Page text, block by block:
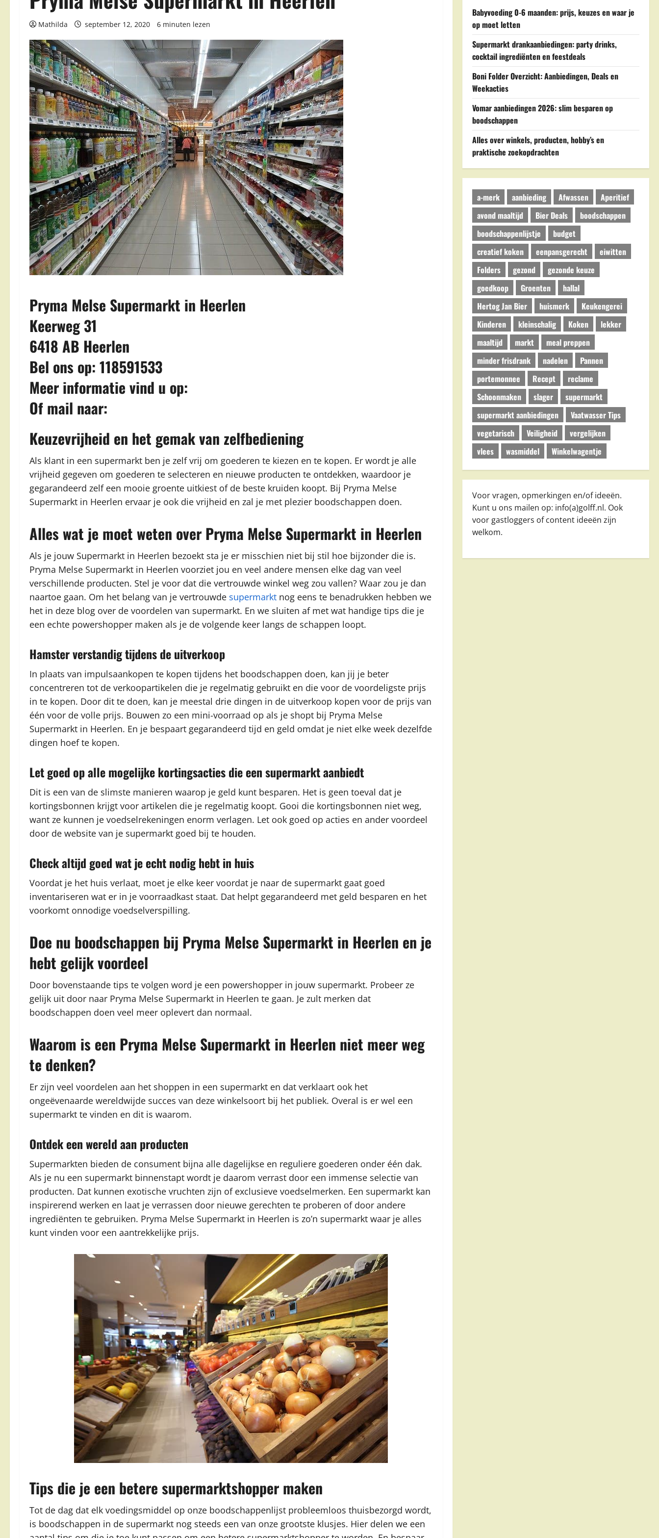
Mathilda september 12, 2020 6 minuten lezen
Pryma Melse Supermarkt in Heerlen
Keerweg 31
6418 AB Heerlen
Bel ons op: 118591533
Meer informatie vind u op:
Of mail naar:
Keuzevrijheid en het gemak van zelfbediening
Als klant in een supermarkt ben je zelf vrij om goederen te kiezen en te kopen. Er wordt je alle
vrijheid gegeven om goederen te selecteren en nieuwe producten te ontdekken, waardoor je
gegarandeerd zelf een mooie groente uitkiest of de beste kruiden koopt. Bij Pryma Melse
Supermarkt in Heerlen ervaar je ook die vrijheid en zal je met plezier boodschappen doen.
Alles wat je moet weten over Pryma Melse Supermarkt in Heerlen
Als je jouw Supermarkt in Heerlen bezoekt sta je er misschien niet bij stil hoe bijzonder die is.
Pryma Melse Supermarkt in Heerlen voorziet jou en veel andere mensen elke dag van veel
verschillende producten. Stel je voor dat die vertrouwde winkel weg zou vallen? Waar zou je dan
naartoe gaan. Om het belang van je vertrouwde supermarkt nog eens te benadrukken hebben we
het in deze blog over de voordelen van supermarkt. En we sluiten af met wat handige tips die je
een echte powershopper maken als je de volgende keer langs de schappen loopt.
Hamster verstandig tijdens de uitverkoop
In plaats van impulsaankopen te kopen tijdens het boodschappen doen, kan jij je beter
concentreren tot de verkoopartikelen die je regelmatig gebruikt en die voor de voordeligste prijs
in te kopen. Door dit te doen, kan je meestal drie dingen in de uitverkoop kopen voor de prijs van
één voor de volle prijs. Bouwen zo een mini-voorraad op als je shopt bij Pryma Melse
Supermarkt in Heerlen. En je bespaart gegarandeerd tijd en geld omdat je niet elke week dezelfde
dingen hoef te kopen.
Let goed op alle mogelijke kortingsacties die een supermarkt aanbiedt
Dit is een van de slimste manieren waarop je geld kunt besparen. Het is geen toeval dat je
kortingsbonnen krijgt voor artikelen die je regelmatig koopt. Gooi die kortingsbonnen niet weg,
want ze kunnen je voedselrekeningen enorm verlagen. Let ook goed op acties en ander voordeel
door de website van je supermarkt goed bij te houden.
Check altijd goed wat je echt nodig hebt in huis
Voordat je het huis verlaat, moet je elke keer voordat je naar de supermarkt gaat goed
inventariseren wat er in je voorraadkast staat. Dat helpt gegarandeerd met geld besparen en het
voorkomt onnodige voedselverspilling.
Doe nu boodschappen bij Pryma Melse Supermarkt in Heerlen en je
hebt gelijk voordeel
Door bovenstaande tips te volgen word je een powershopper in jouw supermarkt. Probeer ze
gelijk uit door naar Pryma Melse Supermarkt in Heerlen te gaan. Je zult merken dat
boodschappen doen veel meer oplevert dan normaal.
Waarom is een Pryma Melse Supermarkt in Heerlen niet meer weg
te denken?
Er zijn veel voordelen aan het shoppen in een supermarkt en dat verklaart ook het
ongeëvenaarde wereldwijde succes van deze winkelsoort bij het publiek. Overal is er wel een
supermarkt te vinden en dit is waarom.
Ontdek een wereld aan producten
Supermarkten bieden de consument bijna alle dagelijkse en reguliere goederen onder één dak.
Als je nu een supermarkt binnenstapt wordt je daarom verrast door een immense selectie van
producten. Dat kunnen exotische vruchten zijn of exclusieve voedselmerken. Een supermarkt kan
inspirerend werken en laat je verrassen door nieuwe gerechten te proberen of door andere
ingrediënten te gebruiken. Pryma Melse Supermarkt in Heerlen is zo’n supermarkt waar je alles
kunt vinden voor een aantrekkelijke prijs.
Tips die je een betere supermarktshopper maken
Tot de dag dat elk voedingsmiddel op onze boodschappenlijst probleemloos thuisbezorgd wordt,
is boodschappen in de supermarkt nog steeds een van onze grootste klusjes. Hier delen we een
Babyvoeding 0-6 maanden: prijs, keuzes en waar je
op moet letten
Supermarkt drankaanbiedingen: party drinks,
cocktail ingrediënten en feestdeals
Boni Folder Overzicht: Aanbiedingen, Deals en
Weekacties
Vomar aanbiedingen 2026: slim besparen op
boodschappen
Alles over winkels, producten, hobby’s en
praktische zoekopdrachten
a-merk aanbieding Afwassen
Aperitief
avond maaltijd
Bier Deals
boodschappen
boodschappenlijstje
budget
creatief koken
eenpansgerecht
eiwitten
Folders
gezond
gezonde keuze
goedkoop
Groenten
hallal
Hertog Jan Bier
huismerk
Keukengerei
Kinderen
kleinschalig Koken
lekker
maaltijd
markt
meal preppen
minder frisdrank
nadelen
Pannen
portemonnee
Recept
reclame
Schoonmaken
slager
supermarkt
supermarkt aanbiedingen
Vaatwasser Tips
vegetarisch
Veiligheid
vergelijken
vlees
wasmiddel Winkelwagentje
Voor vragen, opmerkingen en/of ideeën.
Kunt u ons mailen op: info(a)golff.nl. Ook
voor gastloggers of content ideeën zijn
welkom.